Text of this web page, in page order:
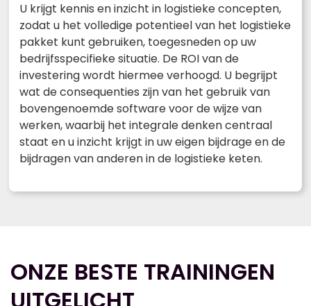
U krijgt kennis en inzicht in logistieke concepten,
zodat u het volledige potentieel van het logistieke
pakket kunt gebruiken, toegesneden op uw
bedrijfsspecifieke situatie. De ROI van de
investering wordt hiermee verhoogd. U begrijpt
wat de consequenties zijn van het gebruik van
bovengenoemde software voor de wijze van
werken, waarbij het integrale denken centraal
staat en u inzicht krijgt in uw eigen bijdrage en de
bijdragen van anderen in de logistieke keten.
ONZE BESTE TRAININGEN